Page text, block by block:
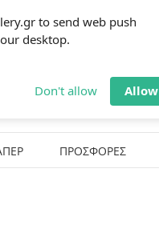
to send web push
desktop.
Don't allow Allow
ΠΡΟΣΦΟΡΕΣ